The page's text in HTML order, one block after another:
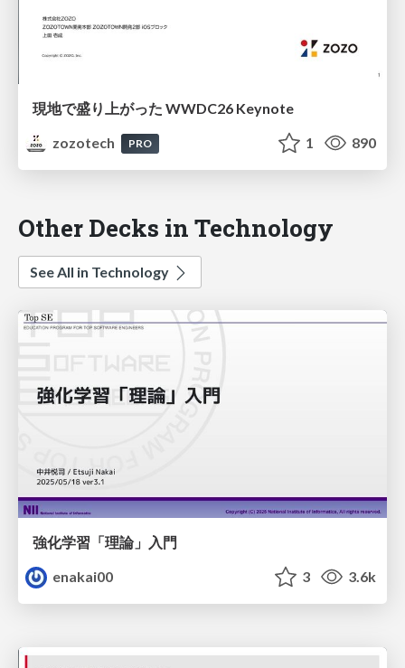
現地で盛り上がった WWDC26 Keynote
zozotech
PRO 1 890
Other Decks in Technology
See All in Technology
強化学習「理論」入門
enakai00
3 3.6k